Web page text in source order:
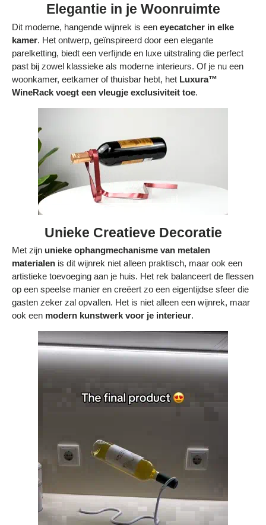
Elegantie in je Woonruimte
Dit moderne, hangende wijnrek is een eyecatcher in elke
kamer. Het ontwerp, geïnspireerd door een elegante
parelketting, biedt een verfijnde en luxe uitstraling die perfect
past bij zowel klassieke als moderne interieurs. Of je nu een
woonkamer, eetkamer of thuisbar hebt, het Luxura™
WineRack voegt een vleugje exclusiviteit toe.
Unieke Creatieve Decoratie
Met zijn unieke ophangmechanisme van metalen
materialen is dit wijnrek niet alleen praktisch, maar ook een
artistieke toevoeging aan je huis. Het rek balanceert de flessen
op een speelse manier en creëert zo een eigentijdse sfeer die
gasten zeker zal opvallen. Het is niet alleen een wijnrek, maar
ook een modern kunstwerk voor je interieur.